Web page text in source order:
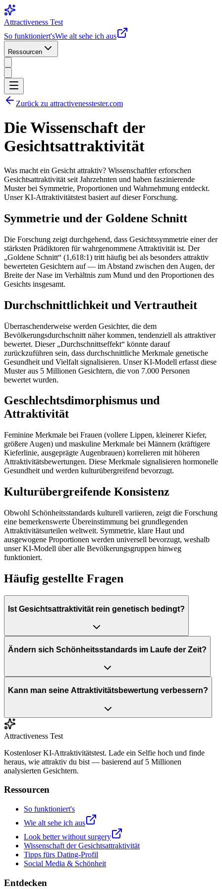
Attractiveness Test
So funktioniert'sWie alt sehe ich aus
Ressourcen
Zurück zu attractivenesstester.com
Die Wissenschaft der
Gesichtsattraktivität
Was macht ein Gesicht attraktiv? Wissenschaftler erforschen
Gesichtsattraktivität seit Jahrzehnten und haben faszinierende
Muster bei Symmetrie, Proportionen und Wahrnehmung entdeckt.
Unser KI-Attraktivitätstest basiert auf dieser Forschung.
Symmetrie und der Goldene Schnitt
Die Forschung zeigt durchgehend, dass Gesichtssymmetrie einer der
stärksten Prädiktoren für wahrgenommene Attraktivität ist. Der
„Goldene Schnitt“ (1,618:1) tritt häufig bei als besonders attraktiv
bewerteten Gesichtern auf — im Abstand zwischen den Augen, der
Breite der Nase im Verhältnis zum Mund und den Proportionen des
Gesichts insgesamt.
Durchschnittlichkeit und Vertrautheit
Überraschenderweise werden Gesichter, die dem
Bevölkerungsdurchschnitt näher kommen, tendenziell als attraktiver
bewertet. Dieser „Durchschnittseffekt“ könnte darauf
zurückzuführen sein, dass durchschnittliche Merkmale genetische
Gesundheit und Vielfalt signalisieren. Unser KI-Modell erfasst diese
Muster aus 5 Millionen Gesichtern, die von 7.000 Personen
bewertet wurden.
Geschlechtsdimorphismus und
Attraktivität
Feminine Merkmale bei Frauen (vollere Lippen, kleinerer Kiefer,
größere Augen) und maskuline Merkmale bei Männern (kräftigere
Kieferlinie, ausgeprägte Augenbrauen) korrelieren mit höheren
Attraktivitätsbewertungen. Diese Merkmale signalisieren hormonelle
Gesundheit und werden kulturübergreifend bevorzugt.
Kulturübergreifende Konsistenz
Obwohl Schönheitsstandards kulturell variieren, zeigt die Forschung
eine bemerkenswerte Übereinstimmung bei grundlegenden
Attraktivitätsurteilen weltweit. Symmetrie, klare Haut und
ausgewogene Proportionen werden universell bevorzugt, weshalb
unser KI-Modell über alle Bevölkerungsgruppen hinweg
funktioniert.
Häufig gestellte Fragen
Ist Gesichtsattraktivität rein genetisch bedingt?
Ändern sich Schönheitsstandards im Laufe der Zeit?
Kann man seine Attraktivitätsbewertung verbessern?
Attractiveness Test
Kostenloser KI-Attraktivitätstest. Lade ein Selfie hoch und finde
heraus, wie attraktiv du bist — basierend auf 5 Millionen
analysierten Gesichtern.
Ressourcen
So funktioniert's
Wie alt sehe ich aus
Look better without surgery
Wissenschaft der Gesichtsattraktivität
Tipps fürs Dating-Profil
Social Media & Schönheit
Entdecken